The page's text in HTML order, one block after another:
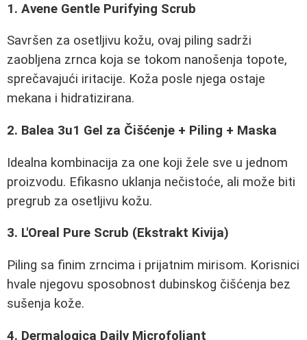
1. Avene Gentle Purifying Scrub
Savršen za osetljivu kožu, ovaj piling sadrži
zaobljena zrnca koja se tokom nanošenja topote,
sprečavajući iritacije. Koža posle njega ostaje
mekana i hidratizirana.
2. Balea 3u1 Gel za Čišćenje + Piling + Maska
Idealna kombinacija za one koji žele sve u jednom
proizvodu. Efikasno uklanja nečistoće, ali može biti
pregrub za osetljivu kožu.
3. L'Oreal Pure Scrub (Ekstrakt Kivija)
Piling sa finim zrncima i prijatnim mirisom. Korisnici
hvale njegovu sposobnost dubinskog čišćenja bez
sušenja kože.
4. Dermalogica Daily Microfoliant